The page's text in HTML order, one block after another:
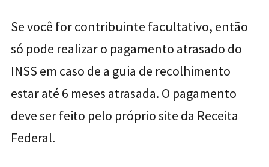
Se você for contribuinte facultativo, então
só pode realizar o pagamento atrasado do
INSS em caso de a guia de recolhimento
estar até 6 meses atrasada. O pagamento
deve ser feito pelo próprio site da Receita
Federal.